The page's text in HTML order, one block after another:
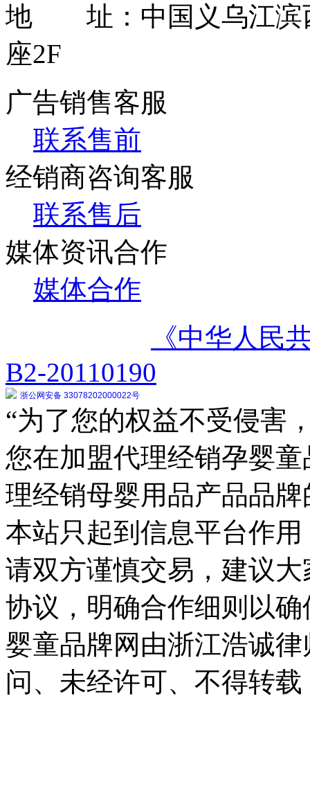
地 址：中国义乌江滨
座2F
广告销售客服
联系售前
经销商咨询客服
联系售后
媒体资讯合作
媒体合作
《中华人民
B2-20110190
浙公网安备 33078202000022号
“为了您的权益不受侵害
您在加盟代理经销孕婴
理经销母婴用品产品品
本站只起到信息平台作
请双方谨慎交易，建议
协议，明确合作细则以
婴童品牌网由浙江浩诚
问、未经许可、不得转载